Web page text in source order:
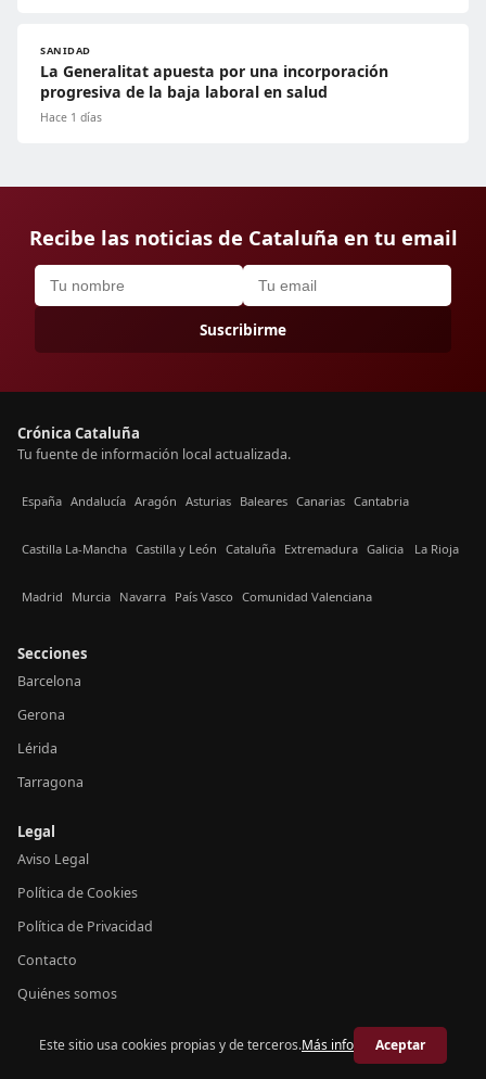
SANIDAD
La Generalitat apuesta por una incorporación
progresiva de la baja laboral en salud
Hace 1 días
Recibe las noticias de Cataluña en tu email
Suscribirme
Crónica Cataluña
Tu fuente de información local actualizada.
España Andalucía Aragón Asturias Baleares Canarias Cantabria
Castilla La-Mancha Castilla y León Cataluña Extremadura Galicia La Rioja
Madrid Murcia Navarra País Vasco Comunidad Valenciana
Secciones
Barcelona
Gerona
Lérida
Tarragona
Legal
Aviso Legal
Política de Cookies
Política de Privacidad
Contacto
Quiénes somos
© 2026 Crónica Cataluña
Este sitio usa cookies propias y de terceros.Más info Aceptar